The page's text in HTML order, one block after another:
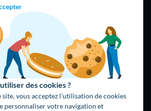
des cookies ?
vous acceptez l’utilisation de cookies
personnaliser votre navigation et
Hello What ?
Blog